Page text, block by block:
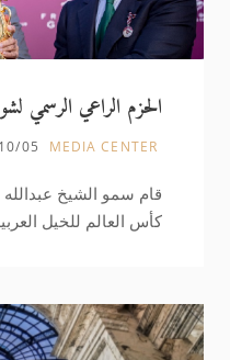
الحزم الراعي الرسمي
قوس النصر بفرنسا 2016
MEDIA CENTER
05
قام سمو الشيخ عبدالله
كأس العالم للخيل
باللقب بعد حصد لقب
أقيم أمس على مضمار